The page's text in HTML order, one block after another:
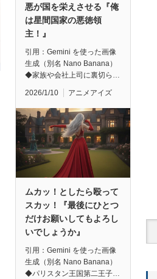
悪が国を栄えさせる『俺
は星間国家の悪徳領
主！』
引用：Gemini を使った画像
生成（別名 Nano Banana）
◆家族や会社上司に裏切ら…
2026/1/10 アニメアイズ
ムカッ！としたら殴って
スカッ！『最後にひとつ
だけお願いしてもよろし
いでしょうか』
引用：Gemini を使った画像
生成（別名 Nano Banana）
◆パリスタン王国第二王子…